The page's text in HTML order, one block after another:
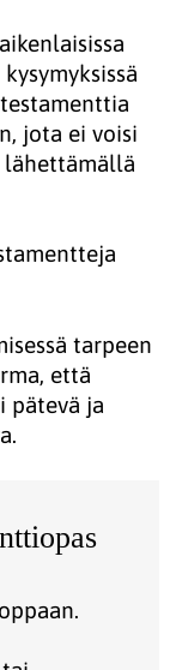
jota ei voisi
lähettämällä
tarpeen
että
pätevä ja